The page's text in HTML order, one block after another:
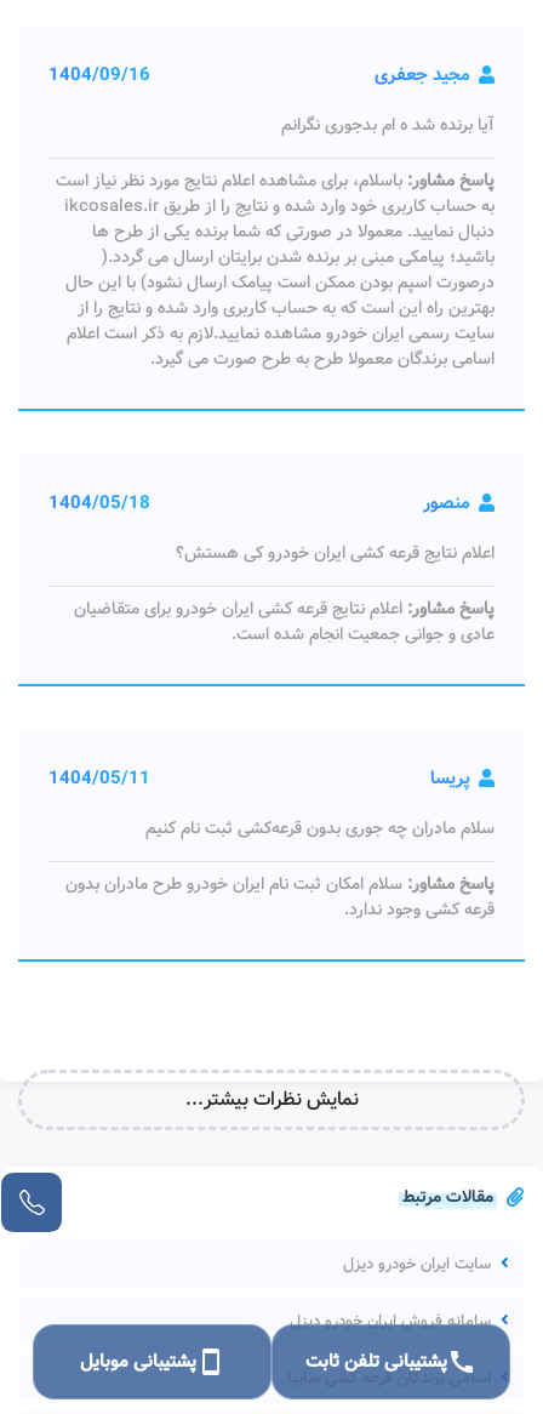
مقالات مرتبط
سایت ایران خودرو دیزل
سامانه فروش ایران خودرو دیزل
اسامی برندگان قرعه کشی سایپا
مجید جعفری 1404/09/16
آیا برنده شد ه ام بدجوری نگرانم
پاسخ مشاور: باسلام، برای مشاهده اعلام نتایج مورد نظر نیاز است
به حساب کاربری خود وارد شده و نتایج را از طریق ikcosales.ir
دنبال نمایید. معمولا در صورتی که شما برنده یکی از طرح ها
باشید؛ پیامکی مبنی بر برنده شدن برایتان ارسال می گردد.(
درصورت اسپم بودن ممکن است پیامک ارسال نشود) با این حال
بهترین راه این است که به حساب کاربری وارد شده و نتایج را از
سایت رسمی ایران خودرو مشاهده نمایید.لازم به ذکر است اعلام
اسامی برندگان معمولا طرح به طرح صورت می گیرد.
منصور 1404/05/18
اعلام نتایج قرعه کشی ایران خودرو کی هستش؟
پاسخ مشاور: اعلام نتایج قرعه کشی ایران خودرو برای متقاضیان
عادی و جوانی جمعیت انجام شده است.
پریسا 1404/05/11
سلام مادران چه جوری بدون قرعه‌کشی ثبت نام کنیم
پاسخ مشاور: سلام امکان ثبت نام ایران خودرو طرح مادران بدون
قرعه کشی وجود ندارد.
نمایش نظرات بیشتر...
callپشتیبانی تلفن ثابت smartphoneپشتیبانی موبایل